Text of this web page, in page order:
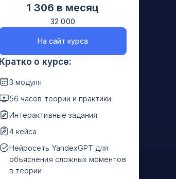
1 306 в месяц
32 000
На сайт курса
Кратко о курсе:
3 модуля
56 часов теории и практики
Интерактивные задания
4 кейса
Нейросеть YandexGPT для
объяснения сложных моментов
в теории